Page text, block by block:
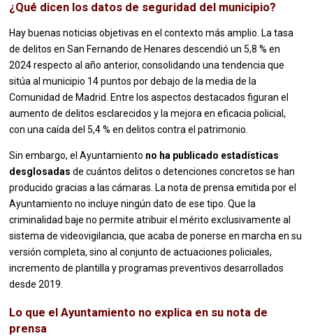
¿Qué dicen los datos de seguridad del municipio?
Hay buenas noticias objetivas en el contexto más amplio. La tasa
de delitos en San Fernando de Henares descendió un 5,8 % en
2024 respecto al año anterior, consolidando una tendencia que
sitúa al municipio 14 puntos por debajo de la media de la
Comunidad de Madrid. Entre los aspectos destacados figuran el
aumento de delitos esclarecidos y la mejora en eficacia policial,
con una caída del 5,4 % en delitos contra el patrimonio.
Sin embargo, el Ayuntamiento no ha publicado estadísticas
desglosadas de cuántos delitos o detenciones concretos se han
producido gracias a las cámaras. La nota de prensa emitida por el
Ayuntamiento no incluye ningún dato de ese tipo. Que la
criminalidad baje no permite atribuir el mérito exclusivamente al
sistema de videovigilancia, que acaba de ponerse en marcha en su
versión completa, sino al conjunto de actuaciones policiales,
incremento de plantilla y programas preventivos desarrollados
desde 2019.
Lo que el Ayuntamiento no explica en su nota de
prensa